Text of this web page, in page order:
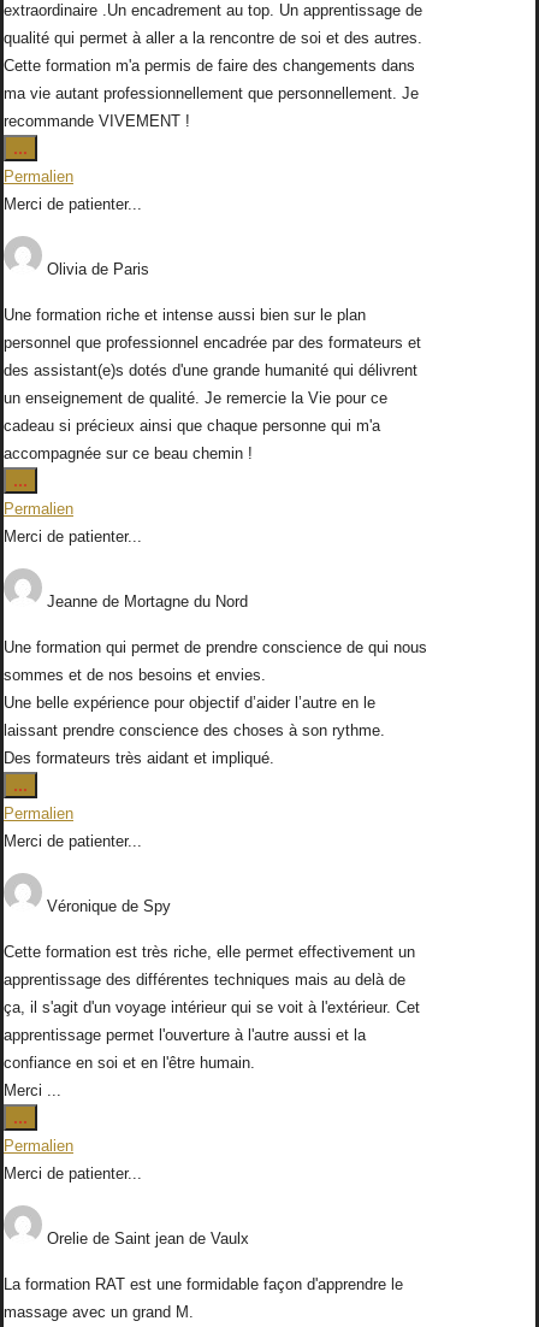
extraordinaire .Un encadrement au top. Un apprentissage de
qualité qui permet à aller a la rencontre de soi et des autres.
Cette formation m'a permis de faire des changements dans
ma vie autant professionnellement que personnellement. Je
recommande VIVEMENT !
...
cette
boîte
méta.
Permalien
Merci de patienter...
Olivia de Paris
Une formation riche et intense aussi bien sur le plan
personnel que professionnel encadrée par des formateurs et
des assistant(e)s dotés d'une grande humanité qui délivrent
un enseignement de qualité. Je remercie la Vie pour ce
cadeau si précieux ainsi que chaque personne qui m'a
accompagnée sur ce beau chemin !
...
cette
boîte
méta.
Permalien
Merci de patienter...
Jeanne de Mortagne du Nord
Une formation qui permet de prendre conscience de qui nous
sommes et de nos besoins et envies.
Une belle expérience pour objectif d’aider l’autre en le
laissant prendre conscience des choses à son rythme.
Des formateurs très aidant et impliqué.
...
cette
boîte
méta.
Permalien
Merci de patienter...
Véronique de Spy
Cette formation est très riche, elle permet effectivement un
apprentissage des différentes techniques mais au delà de
ça, il s'agit d'un voyage intérieur qui se voit à l'extérieur. Cet
apprentissage permet l'ouverture à l'autre aussi et la
confiance en soi et en l'être humain.
Merci ...
...
cette
boîte
méta.
Permalien
Merci de patienter...
Orelie de Saint jean de Vaulx
La formation RAT est une formidable façon d'apprendre le
massage avec un grand M.